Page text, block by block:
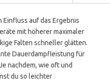
auf das Ergebnis
mit höherer maximaler
Falten schneller glätten.
Dauerdampfleistung für
nachdem, wie oft und
du so leichter